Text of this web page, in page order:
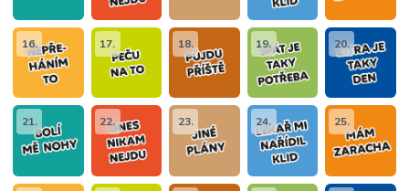
16. 17. 18. 19. 20.
21. 22. 23. 24. 25.